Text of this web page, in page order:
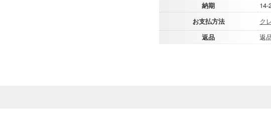
納期
14-
お支払方法
ク
返品
返